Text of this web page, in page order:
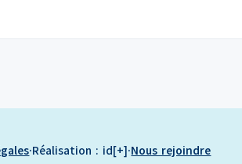
·Réalisation : id[+]·Nous rejoindre